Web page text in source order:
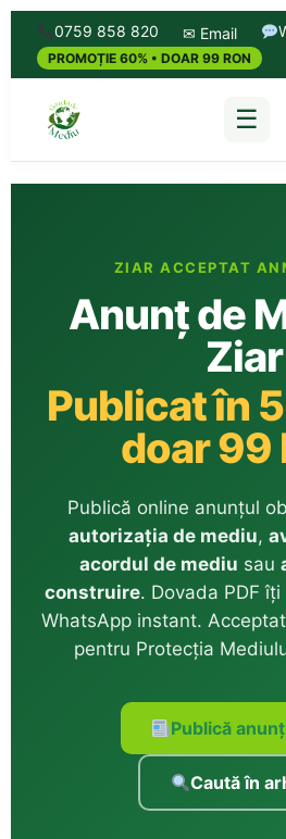
0759 858 820 ✉ Email
PROMOȚIE 60% • DOAR 99 RON
☰
ZIAR ACCEPTAT
Anunț de
Ziar
Publicat în
doar 99
Publică online anunțul
autorizația de mediu,
acordul de mediu sau
construire. Dovada PDF
WhatsApp instant.
pentru Protecția
Publică
Caută în